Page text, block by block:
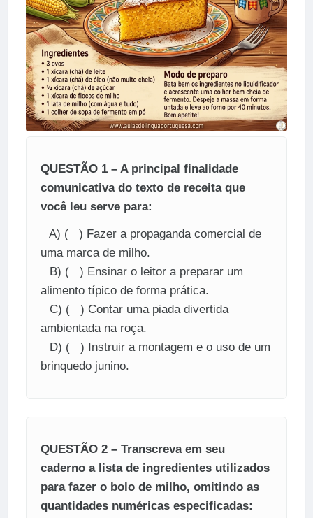
QUESTÃO 1 – A principal finalidade
comunicativa do texto de receita que
você leu serve para:
A) ( ) Fazer a propaganda comercial de
uma marca de milho.
B) ( ) Ensinar o leitor a preparar um
alimento típico de forma prática.
C) ( ) Contar uma piada divertida
ambientada na roça.
D) ( ) Instruir a montagem e o uso de um
brinquedo junino.
QUESTÃO 2 – Transcreva em seu
caderno a lista de ingredientes utilizados
para fazer o bolo de milho, omitindo as
quantidades numéricas especificadas: